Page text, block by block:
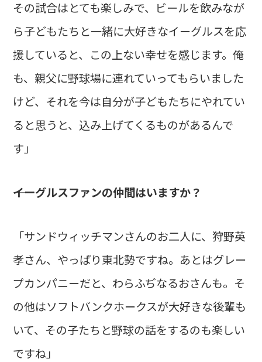
その試合はとても楽しみで、ビールを飲みなが
ら子どもたちと一緒に大好きなイーグルスを応
援していると、この上ない幸せを感じます。俺
も、親父に野球場に連れていってもらいました
けど、それを今は自分が子どもたちにやれてい
ると思うと、込み上げてくるものがあるんで
す」
――イーグルスファンの仲間はいますか？
「サンドウィッチマンさんのお二人に、狩野英
孝さん、やっぱり東北勢ですね。あとはグレー
プカンパニーだと、わらふぢなるおさんも。そ
の他はソフトバンクホークスが大好きな後輩も
いて、その子たちと野球の話をするのも楽しい
ですね」